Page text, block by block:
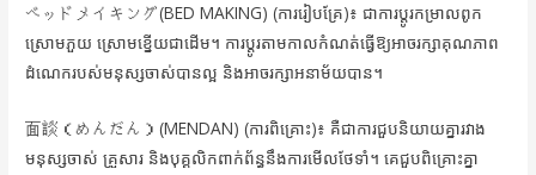
ベッドメイキング(BED MAKING) (ការរៀបគ្រែ)៖ ជាការប្ដូរកម្រាលពូក
ស្រោមភួយ ស្រោមខ្នើយជាដើម។ ការប្ដូរតាមកាលកំណត់ធ្វើឱ្យអាចរក្សាគុណភាព
ដំណេករបស់មនុស្សចាស់បានល្អ និងអាចរក្សាអនាម័យបាន។
面談（めんだん）(MENDAN) (ការពិគ្រោះ)៖ គឺជាការជួបនិយាយគ្នារវាង
មនុស្សចាស់ គ្រួសារ និងបុគ្គលិកពាក់ព័ន្ធនឹងការមើលថែទាំ។ គេជួបពិគ្រោះគ្នា